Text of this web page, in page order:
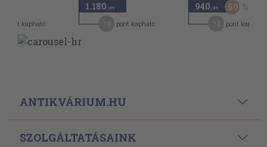
pont kapható
1.180 ,-Ft
pont kapható
940 ,-Ft 50
pont kapható
ANTIKVÁRIUM.HU
SZOLGÁLTATÁSAINK